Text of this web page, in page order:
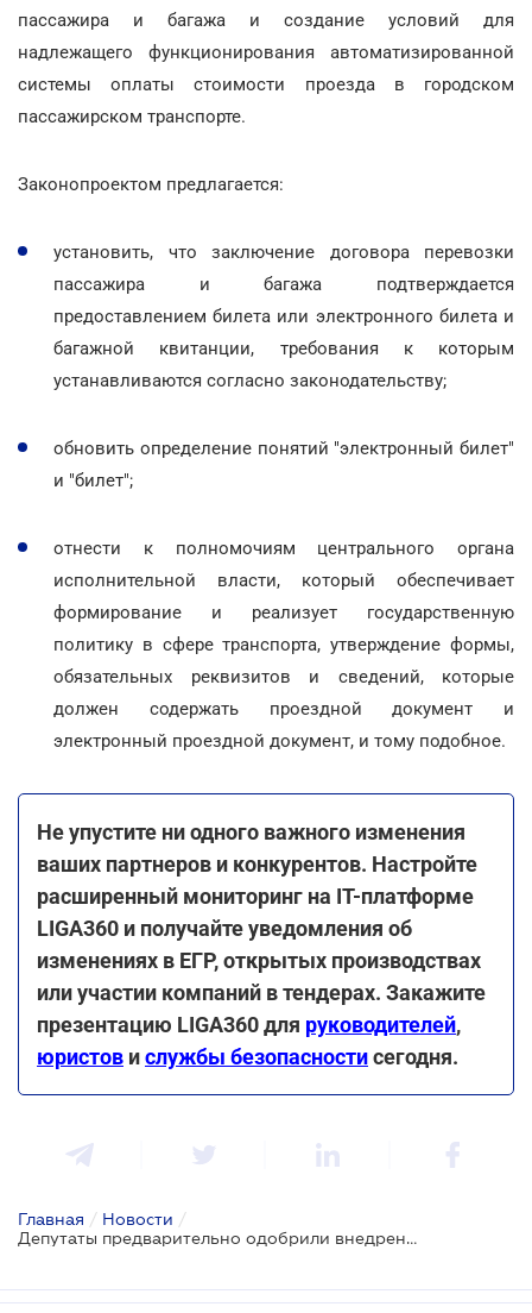
пассажира и багажа и создание условий для
надлежащего функционирования автоматизированной
системы оплаты стоимости проезда в городском
пассажирском транспорте.
Законопроектом предлагается:
установить, что заключение договора перевозки
пассажира и багажа подтверждается
предоставлением билета или электронного билета и
багажной квитанции, требования к которым
устанавливаются согласно законодательству;
обновить определение понятий "электронный билет"
и "билет";
отнести к полномочиям центрального органа
исполнительной власти, который обеспечивает
формирование и реализует государственную
политику в сфере транспорта, утверждение формы,
обязательных реквизитов и сведений, которые
должен содержать проездной документ и
электронный проездной документ, и тому подобное.
Не упустите ни одного важного изменения
ваших партнеров и конкурентов. Настройте
расширенный мониторинг на ІТ-платформе
LIGA360 и получайте уведомления об
изменениях в ЕГР, открытых производствах
или участии компаний в тендерах. Закажите
презентацию LIGA360 для руководителей,
юристов ислужбы безопасностисегодня.
Главная / Новости /
Депутаты предварительно одобрили внедрение электронных билетов на транспорте